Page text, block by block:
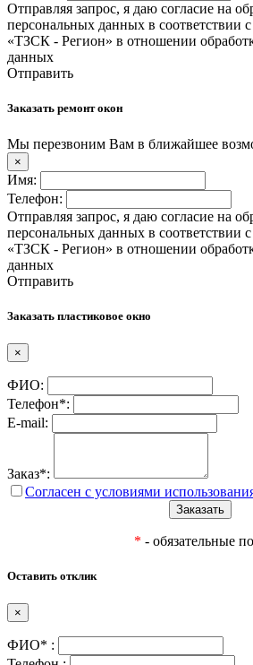
Отправляя запрос, я даю согласие на
персональных данных в соответствии с
«ТЗСК - Регион» в отношении
данных
Отправить
Заказать ремонт окон
Мы перезвоним Вам в ближайшее
×
Имя:
Телефон:
Отправляя запрос, я даю согласие на
персональных данных в соответствии с
«ТЗСК - Регион» в отношении
данных
Отправить
Заказать пластиковое окно
×
ФИО:
Телефон*:
E-mail:
Заказ*:
Согласен с условиями
* - обязательные
Оставить отклик
×
ФИО* :